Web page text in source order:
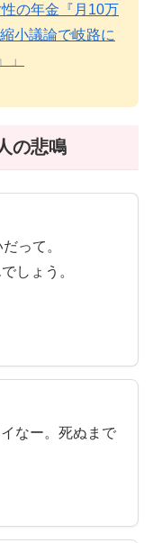
の年金『月10万
小議論で岐路に
」
の悲鳴
って。
しょう。
なー。死ぬまで